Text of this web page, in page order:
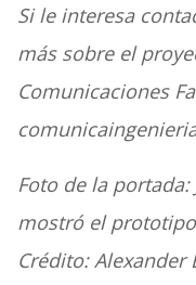
Si le interesa
más sobre el
Comunicaciones
Foto de la portada:
mostró el
Crédito: Alexander